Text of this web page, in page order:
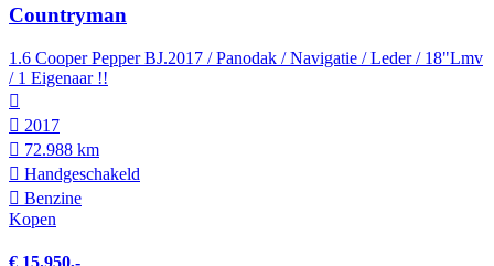
Countryman
1.6 Cooper Pepper BJ.2017 / Panodak / Navigatie / Leder / 18"Lmv
/ 1 Eigenaar !!
2017
72.988 km
Hand­geschakeld
Benzine
Kopen